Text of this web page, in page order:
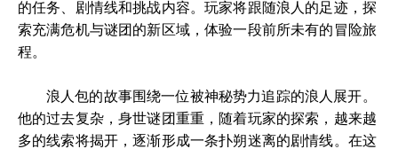
的任务、剧情线和挑战内容。玩家将跟随浪人的足迹，探
索充满危机与谜团的新区域，体验一段前所未有的冒险旅
程。
浪人包的故事围绕一位被神秘势力追踪的浪人展开。
他的过去复杂，身世谜团重重，随着玩家的探索，越来越
多的线索将揭开，逐渐形成一条扑朔迷离的剧情线。在这